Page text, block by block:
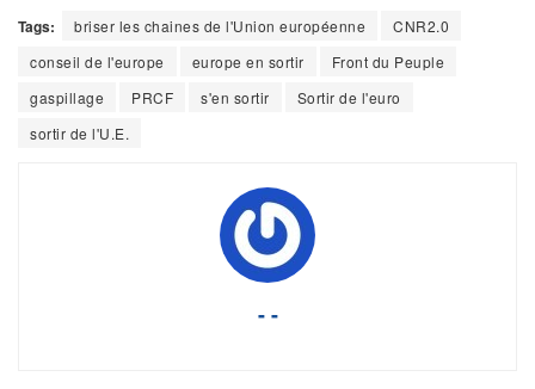
Tags: briser les chaines de l'Union européenne
CNR2.0
conseil de l'europe
europe en sortir
Front du Peuple
gaspillage
PRCF s'en sortir
Sortir de l'euro
sortir de l'U.E.
- -